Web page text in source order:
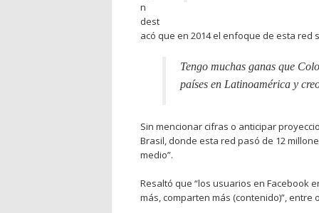
n
dest
acó que en 2014 el enfoque de esta red
Tengo muchas ganas que
países en Latinoamérica y
Sin mencionar cifras o anticipar
Brasil, donde esta red pasó de 12
medio”.
Resaltó que “los usuarios en Facebook
más, comparten más (contenido)”, entre